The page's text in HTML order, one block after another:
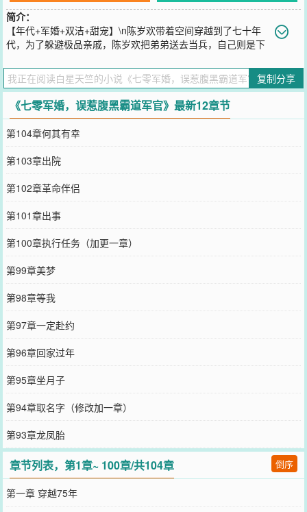
简介：
【年代+军婚+双洁+甜宠】\n陈岁欢带着空间穿越到了七十年
代，为了躲避极品亲戚，陈岁欢把弟弟送去当兵，自己则是下
次见面，陈岁欢就发现这是一个非常强大且能给身边人绝对安全感的
男人。\n没成想这个让她放心的男人从此霸道强硬的闯入她的世界，
而且还千方百计的成为了她的丈夫。
您要是觉得《七零军婚，误惹腹黑霸道军官》还不错的话请不要忘记
向您QQ群和微博微信里的朋友推荐哦！
复制分享
《七零军婚，误惹腹黑霸道军官》最新12章节
第104章何其有幸
第103章出院
第102章革命伴侣
第101章出事
第100章执行任务（加更一章）
第99章美梦
第98章等我
第97章一定赴约
第96章回家过年
第95章坐月子
第94章取名字（修改加一章）
第93章龙凤胎
章节列表，第1章~ 100章/共104章 倒序
第一章 穿越75年